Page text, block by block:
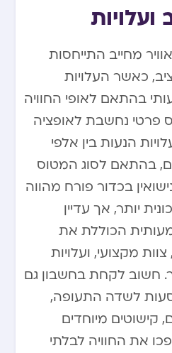
מחייב התייחסות
כאשר העלויות
בהתאם לאופי החוויה
פרטי נחשבת לאופציה
הנעות בין אלפי
בהתאם לסוג המטוס
בכדור פורח מהווה
יותר, אך עדיין
הכוללת את
מקצועי, ועלויות
חשוב לקחת בחשבון גם
לשדה התעופה,
קישוטים מיוחדים
את החוויה לבלתי